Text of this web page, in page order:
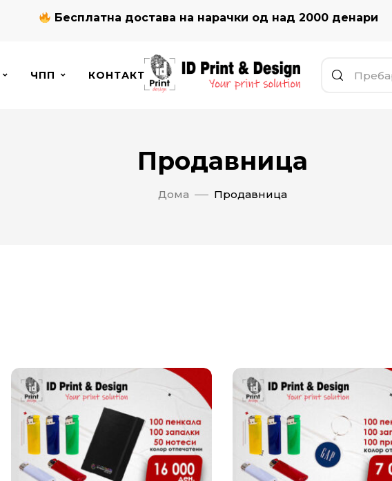
Бесплатна достава на нарачки од над 2000 денари
ЧПП КОНТАКТ
Продавница
Дома Продавница